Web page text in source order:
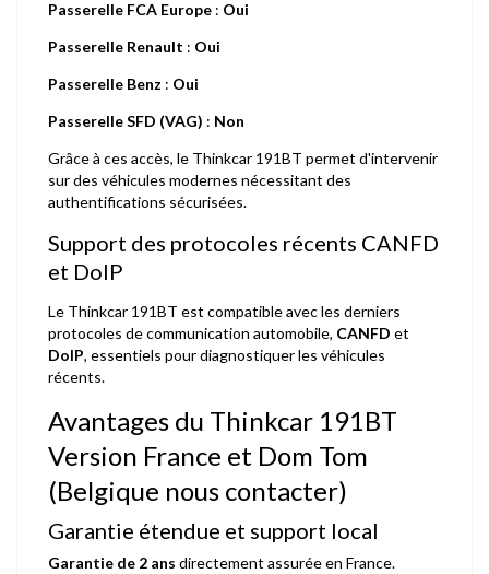
Passerelle FCA Europe : Oui
Passerelle Renault : Oui
Passerelle Benz : Oui
Passerelle SFD (VAG) : Non
Grâce à ces accès, le Thinkcar 191BT permet d'intervenir
sur des véhicules modernes nécessitant des
authentifications sécurisées.
Support des protocoles récents CANFD
et DoIP
Le Thinkcar 191BT est compatible avec les derniers
protocoles de communication automobile, CANFD et
DoIP, essentiels pour diagnostiquer les véhicules
récents.
Avantages du Thinkcar 191BT
Version France et Dom Tom
(Belgique nous contacter)
Garantie étendue et support local
Garantie de 2 ans directement assurée en France.